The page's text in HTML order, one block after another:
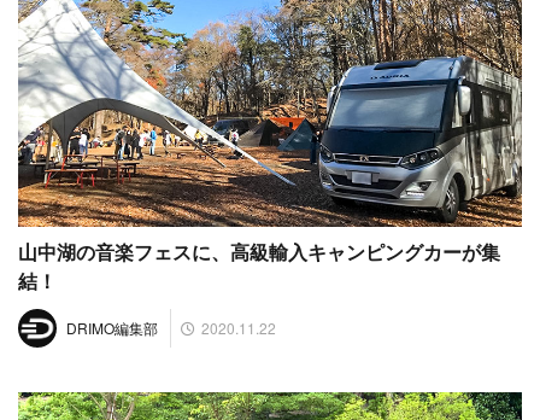
山中湖の音楽フェスに、高級輸入キャンピングカーが集
結！
DRIMO編集部 2020.11.22